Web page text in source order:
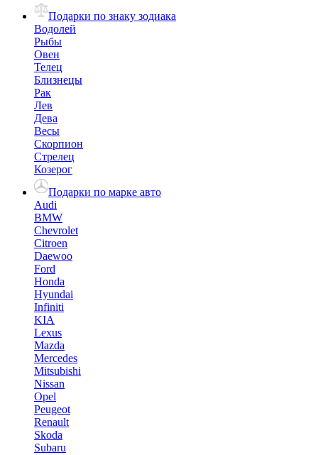
Подарки по знаку зодиака
Водолей
Рыбы
Овен
Телец
Близнецы
Рак
Лев
Дева
Весы
Скорпион
Стрелец
Козерог
Подарки по марке авто
Audi
BMW
Chevrolet
Citroen
Daewoo
Ford
Honda
Hyundai
Infiniti
KIA
Lexus
Mazda
Mercedes
Mitsubishi
Nissan
Opel
Peugeot
Renault
Skoda
Subaru